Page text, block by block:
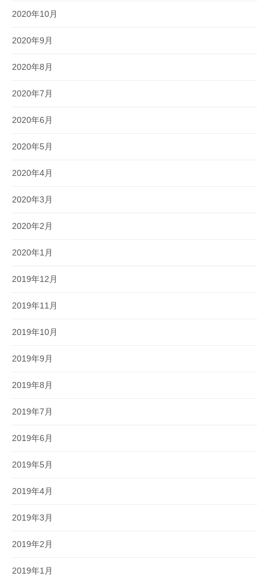
2020年10月
2020年9月
2020年8月
2020年7月
2020年6月
2020年5月
2020年4月
2020年3月
2020年2月
2020年1月
2019年12月
2019年11月
2019年10月
2019年9月
2019年8月
2019年7月
2019年6月
2019年5月
2019年4月
2019年3月
2019年2月
2019年1月